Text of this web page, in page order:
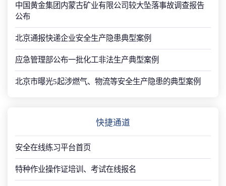
中国黄金集团内蒙古矿业有限公司较大坠落事故调查报告
公布
北京通报快递企业安全生产隐患典型案例
应急管理部公布一批化工非法生产典型案例
北京市曝光5起涉燃气、物流等安全生产隐患的典型案例
快捷通道
安全在线练习平台首页
特种作业操作证培训、考试在线报名